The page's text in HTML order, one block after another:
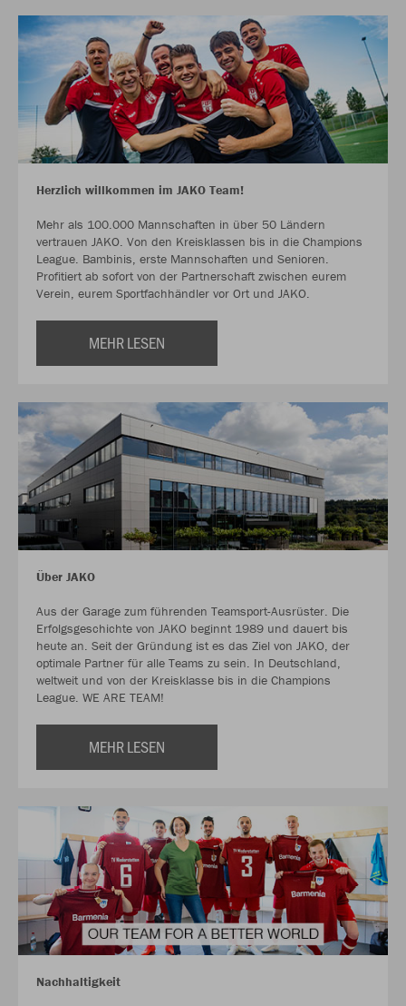
Herzlich willkommen im JAKO Team!
Mehr als 100.000 Mannschaften in über 50 Ländern
vertrauen JAKO. Von den Kreisklassen bis in die Champions
League. Bambinis, erste Mannschaften und Senioren.
Profitiert ab sofort von der Partnerschaft zwischen eurem
Verein, eurem Sportfachhändler vor Ort und JAKO.
MEHR LESEN
Über JAKO
Aus der Garage zum führenden Teamsport-Ausrüster. Die
Erfolgsgeschichte von JAKO beginnt 1989 und dauert bis
heute an. Seit der Gründung ist es das Ziel von JAKO, der
optimale Partner für alle Teams zu sein. In Deutschland,
weltweit und von der Kreisklasse bis in die Champions
League. WE ARE TEAM!
MEHR LESEN
Nachhaltigkeit